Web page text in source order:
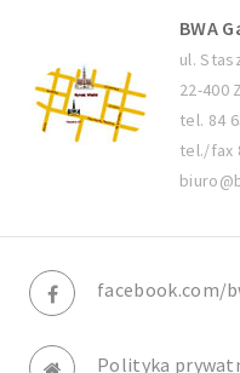
BWA
ul.
22-400
tel. 84
tel./fax
facebook.com/
Polityka